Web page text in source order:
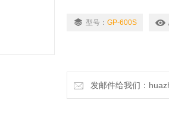
率 液体：相对密度、浓度。
型号： GP-600S
发邮件给我们：